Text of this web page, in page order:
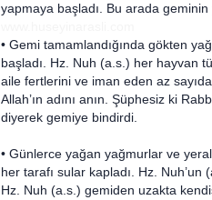
yapmaya başladı. Bu arada
• Gemi tamamlandığında gökten
başladı. Hz. Nuh (a.s.) her hayvan
aile fertlerini ve iman eden az
Allah’ın adını anın. Şüphesiz ki
diyerek gemiye bindirdi.
• Günlerce yağan yağmurlar ve
her tarafı sular kapladı. Hz.
Hz. Nuh (a.s.) gemiden uzakta